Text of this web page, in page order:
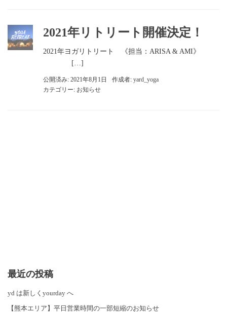
2021年リトリート開催決定！
2021年ヨガリトリート 《担当：ARISA & AMI》
[…]
公開済み: 2021年8月1日 作成者: yard_yoga
カテゴリー: お知らせ
最近の投稿
yd は新しくyourday へ
【熊本エリア】平日営業時間の一部短縮のお知らせ